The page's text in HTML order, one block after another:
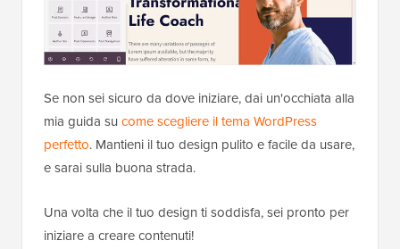
Se non sei sicuro da dove iniziare, dai un'occhiata alla
mia guida su come scegliere il tema WordPress
perfetto. Mantieni il tuo design pulito e facile da usare,
e sarai sulla buona strada.
Una volta che il tuo design ti soddisfa, sei pronto per
iniziare a creare contenuti!